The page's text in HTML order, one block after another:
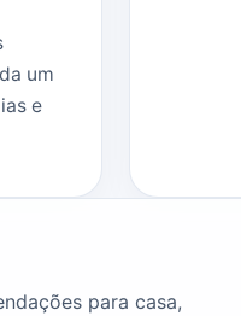
um
e
para casa,